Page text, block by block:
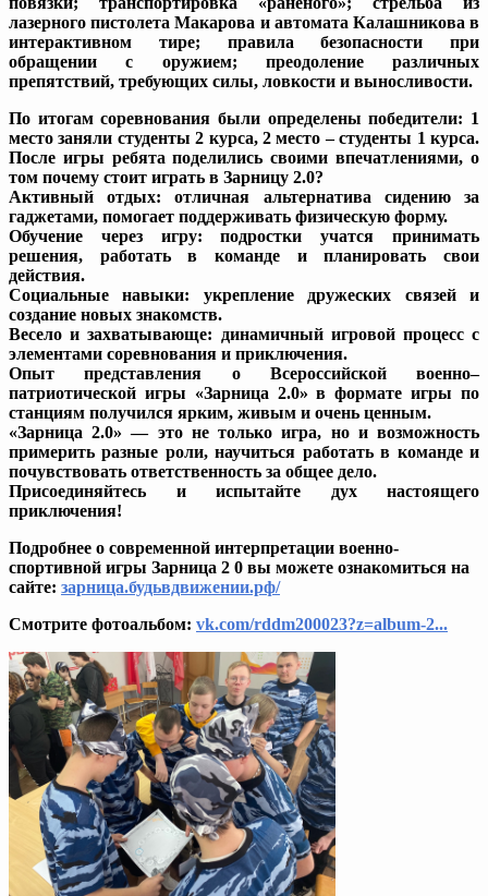
лазерного пистолета Макарова и автомата Калашникова в
интерактивном тире; правила безопасности при
обращении с оружием; преодоление различных
препятствий, требующих силы, ловкости и выносливости.
По итогам соревнования были определены победители: 1
место заняли студенты 2 курса, 2 место – студенты 1 курса.
После игры ребята поделились своими впечатлениями, о
том почему стоит играть в Зарницу 2.0?
Активный отдых: отличная альтернатива сидению за
гаджетами, помогает поддерживать физическую форму.
Обучение через игру: подростки учатся принимать
решения, работать в команде и планировать свои
действия.
Социальные навыки: укрепление дружеских связей и
создание новых знакомств.
Весело и захватывающе: динамичный игровой процесс с
элементами соревнования и приключения.
Опыт представления о Всероссийской военно–
патриотической игры «Зарница 2.0» в формате игры по
станциям получился ярким, живым и очень ценным.
«Зарница 2.0» — это не только игра, но и возможность
примерить разные роли, научиться работать в команде и
почувствовать ответственность за общее дело.
Присоединяйтесь и испытайте дух настоящего
приключения!
Подробнее о современной интерпретации военно-
спортивной игры Зарница 2 0 вы можете ознакомиться на
сайте: зарница.будьвдвижении.рф/
Смотрите фотоальбом: vk.com/rddm200023?z=album-2...